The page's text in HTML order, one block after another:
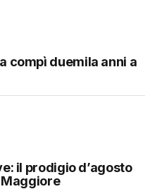
compì duemila anni a
il prodigio d’agosto